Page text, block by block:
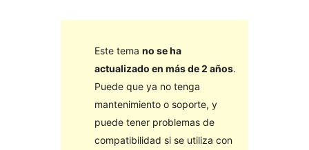
Este tema no se ha
actualizado en más de 2 años.
Puede que ya no tenga
mantenimiento o soporte, y
puede tener problemas de
compatibilidad si se utiliza con